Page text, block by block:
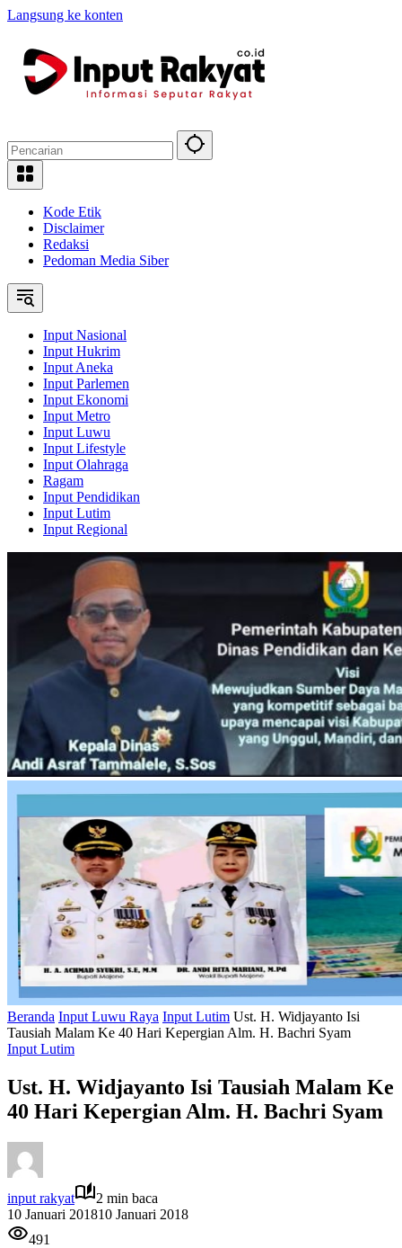
Langsung ke konten
Kode Etik
Disclaimer
Redaksi
Pedoman Media Siber
Input Nasional
Input Hukrim
Input Aneka
Input Parlemen
Input Ekonomi
Input Metro
Input Luwu
Input Lifestyle
Input Olahraga
Ragam
Input Pendidikan
Input Lutim
Input Regional
Beranda Input Luwu Raya Input Lutim Ust. H. Widjayanto Isi
Tausiah Malam Ke 40 Hari Kepergian Alm. H. Bachri Syam
Input Lutim
Ust. H. Widjayanto Isi Tausiah Malam Ke
40 Hari Kepergian Alm. H. Bachri Syam
input rakyat
2 min baca
10 Januari 201810 Januari 2018
491